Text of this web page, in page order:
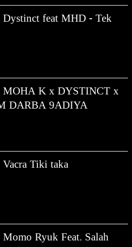
feat MHD - Tek
MOHA K x DYSTINCT x
YAM DARBA 9ADIYA
04 - Vacra Tiki taka
Ryuk Feat. Salah